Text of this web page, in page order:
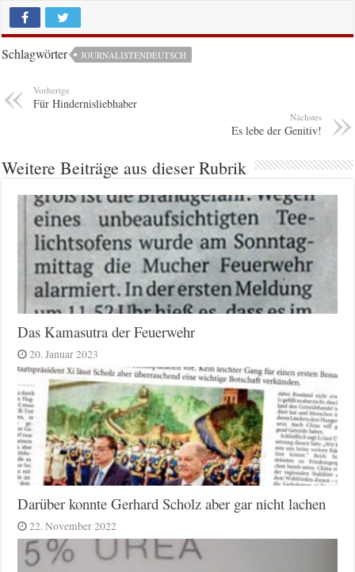
Schlagwörter JOURNALISTENDEUTSCH
Vorherige
Für Hindernisliebhaber
Nächstes
Es lebe der Genitiv!
Weitere Beiträge aus dieser Rubrik
Das Kamasutra der Feuerwehr
20. Januar 2023
Darüber konnte Gerhard Scholz aber gar nicht lachen
22. November 2022